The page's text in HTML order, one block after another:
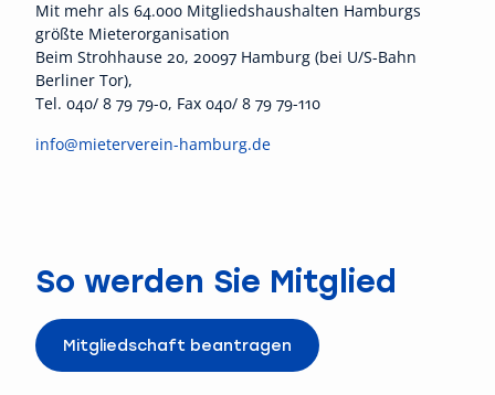
Mit mehr als 64.000 Mitgliedshaushalten Hamburgs
größte Mieterorganisation
Beim Strohhause 20, 20097 Hamburg (bei U/S-Bahn
Berliner Tor),
Tel. 040/ 8 79 79-0, Fax 040/ 8 79 79-110
info@mieterverein-hamburg.de
So werden Sie Mitglied
Mitgliedschaft beantragen